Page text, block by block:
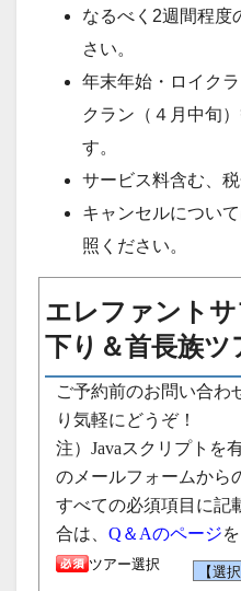
なるべく2週間程度
さい。
年末年始・ロイク
クラン（４月中旬
す。
サービス料含む、税
キャンセルについ
照ください。